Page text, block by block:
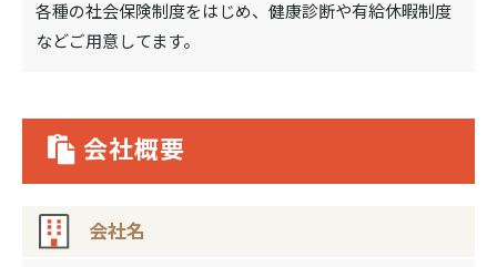
各種の社会保険制度をはじめ、健康診断や有給休暇制度
などご用意してます。
会社概要
会社名